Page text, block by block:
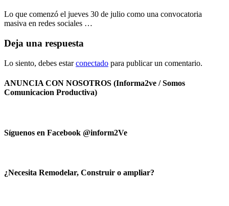
Lo que comenzó el jueves 30 de julio como una convocatoria
masiva en redes sociales …
Deja una respuesta
Lo siento, debes estarconectado para publicar un comentario.
ANUNCIA CON NOSOTROS (Informa2ve / Somos
Comunicacion Productiva)
Síguenos en Facebook @inform2Ve
¿Necesita Remodelar, Construir o ampliar?